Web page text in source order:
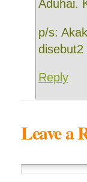
Aduhai.
p/s:
disebut2
Reply
Leave a